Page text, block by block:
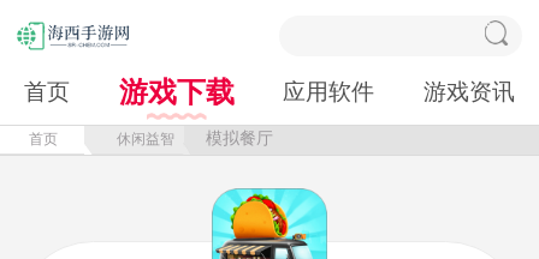
首页 游戏下载 应用软件 游戏资讯
首页 休闲益智 模拟餐厅